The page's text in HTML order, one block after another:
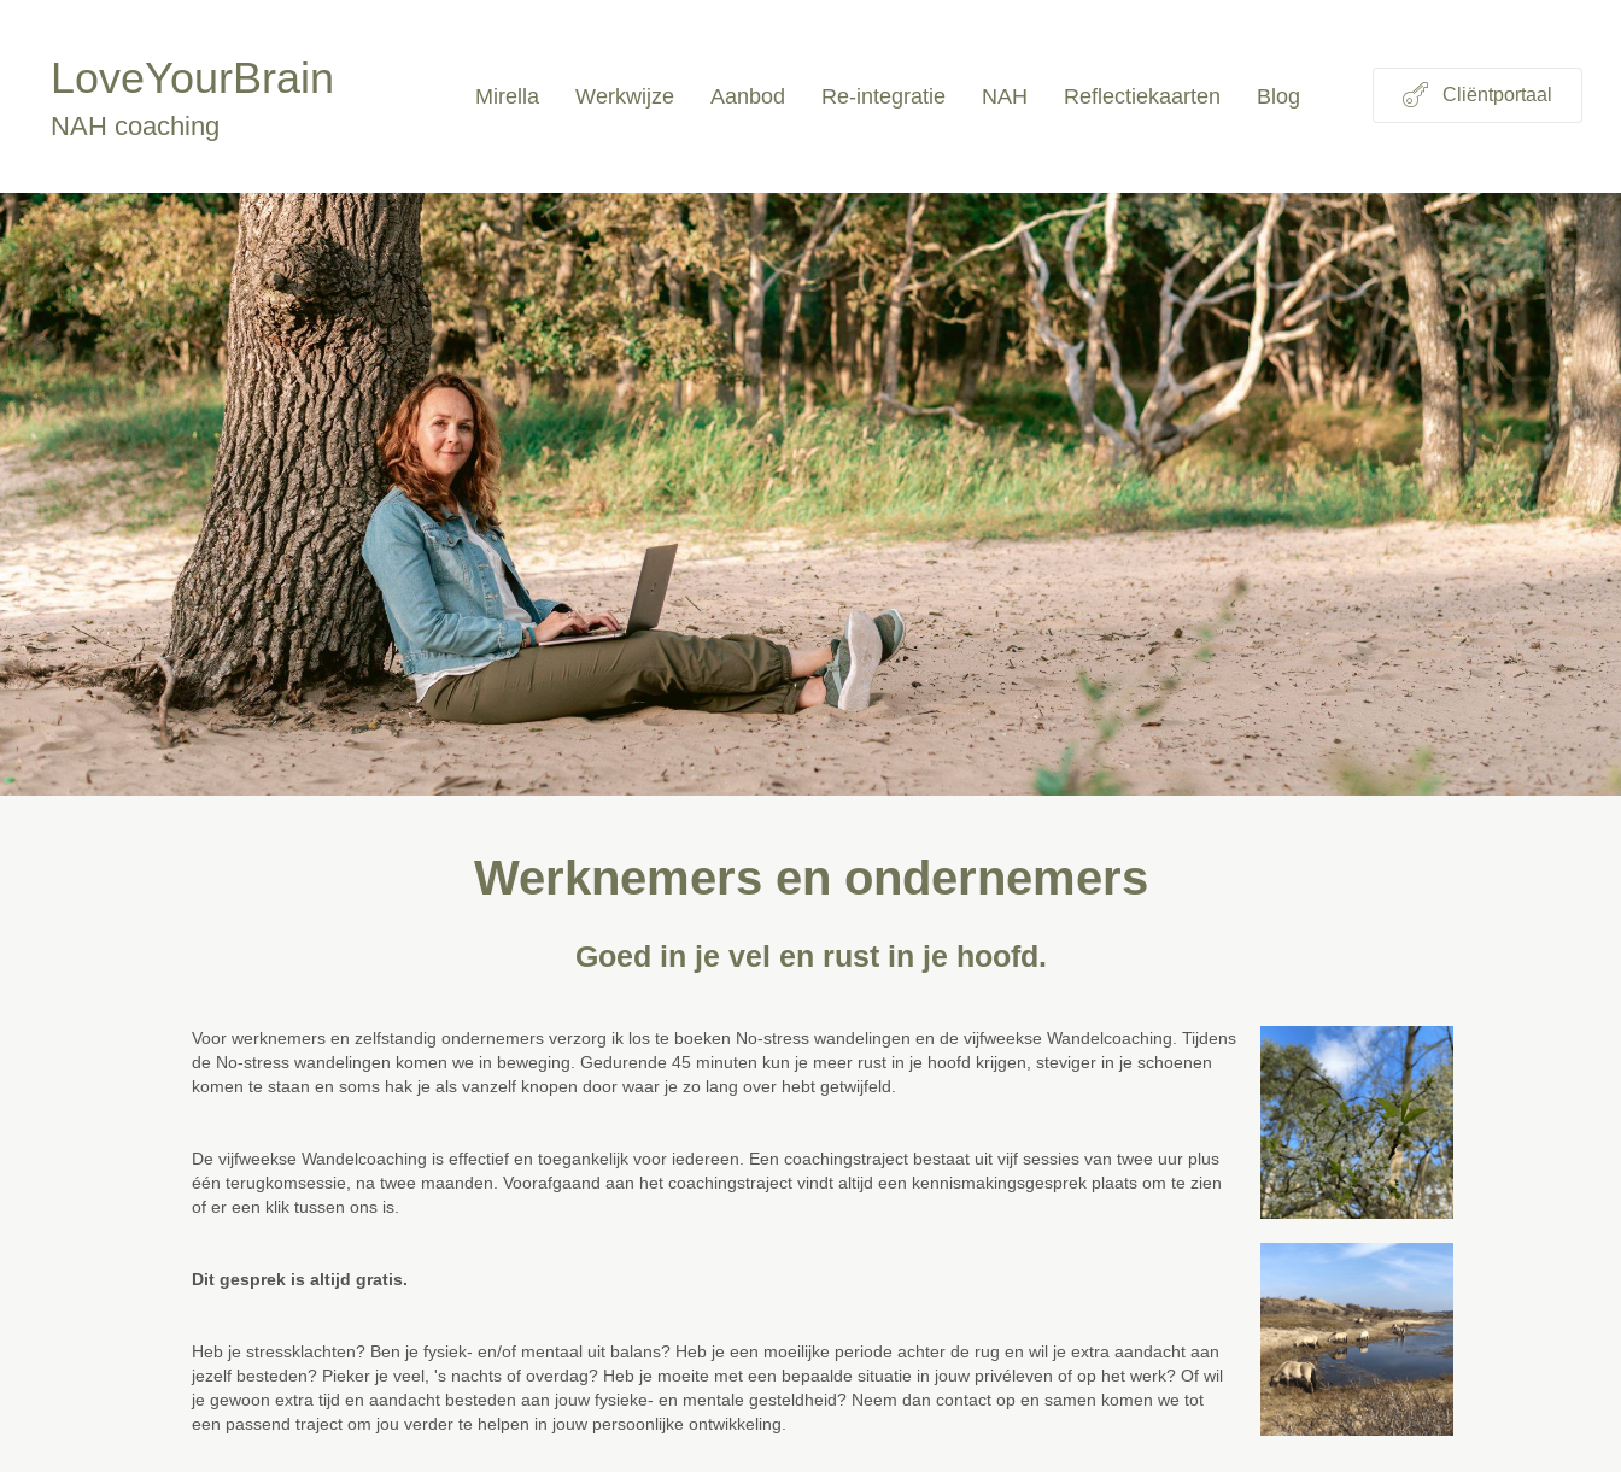
LoveYourBrain
NAH coaching
Mirella Werkwijze Aanbod Re-integratie NAH Reflectiekaarten Blog Cliëntportaal
Werknemers en ondernemers
Goed in je vel en rust in je hoofd.
Voor werknemers en zelfstandig ondernemers verzorg ik los te boeken No-stress wandelingen en de vijfweekse Wandelcoaching. Tijdens
de No-stress wandelingen komen we in beweging. Gedurende 45 minuten kun je meer rust in je hoofd krijgen, steviger in je schoenen
komen te staan en soms hak je als vanzelf knopen door waar je zo lang over hebt getwijfeld.
De vijfweekse Wandelcoaching is effectief en toegankelijk voor iedereen. Een coachingstraject bestaat uit vijf sessies van twee uur plus
één terugkomsessie, na twee maanden. Voorafgaand aan het coachingstraject vindt altijd een kennismakingsgesprek plaats om te zien
of er een klik tussen ons is.
Dit gesprek is altijd gratis.
Heb je stressklachten? Ben je fysiek- en/of mentaal uit balans? Heb je een moeilijke periode achter de rug en wil je extra aandacht aan
jezelf besteden? Pieker je veel, 's nachts of overdag? Heb je moeite met een bepaalde situatie in jouw privéleven of op het werk? Of wil
je gewoon extra tijd en aandacht besteden aan jouw fysieke- en mentale gesteldheid? Neem dan contact op en samen komen we tot
een passend traject om jou verder te helpen in jouw persoonlijke ontwikkeling.